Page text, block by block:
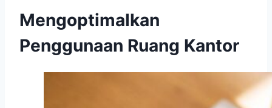
Mengoptimalkan
Penggunaan Ruang Kantor